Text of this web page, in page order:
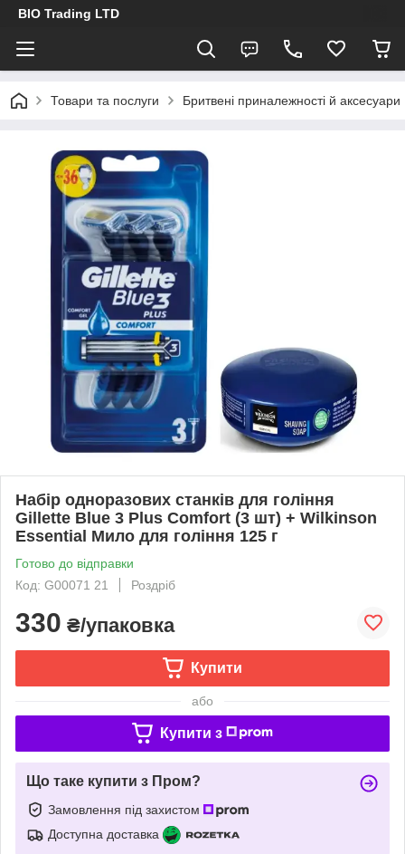
BIO Trading LTD
Товари та послуги Бритвені приналежності й аксесуари
Набір одноразових станків для гоління
Gillette Blue 3 Plus Comfort (3 шт) + Wilkinson
Essential Мило для гоління 125 г
Готово до відправки
Код: G00071 21
Роздріб
330 ₴/упаковка
Купити
або
Купити з
Що таке купити з Пром?
Замовлення під захистом
Доступна доставка